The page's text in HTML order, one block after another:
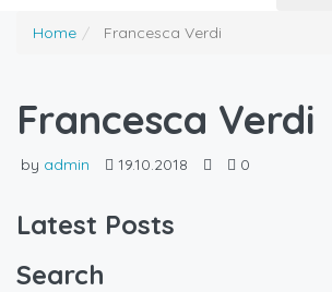
Home Francesca Verdi
Francesca Verdi
by admin 19.10.2018 0
Latest Posts
Search